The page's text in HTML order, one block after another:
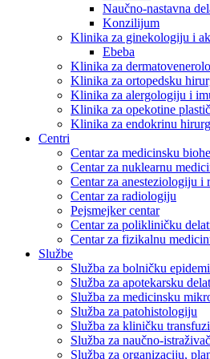
Naučno-nastavna
Konzilijum
Klinika za ginekologiju i
Ebeba
Klinika za
Klinika za ortopedsku
Klinika za alergologiju i
Klinika za opekotine
Klinika za endokrinu
Centri
Centar za medicinsku
Centar za nuklearnu
Centar za anesteziologiju i
Centar za radiologiju
Pejsmejker centar
Centar za polikliničku
Centar za fizikalnu
Službe
Služba za bolničku
Služba za apotekarsku
Služba za medicinsku
Služba za patohistologiju
Služba za kliničku
Služba za naučno-
Služba za organizaciju,